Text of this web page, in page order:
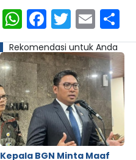
WhatsApp
Facebook
Twitter
Email
Rekomendasi untuk Anda
Kepala BGN Minta Maaf